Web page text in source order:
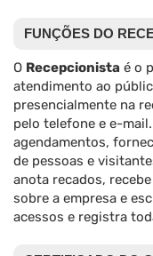
FUNÇÕES DO
O Recepcionista é o
atendimento ao
presencialmente na
pelo telefone e e-
agendamentos,
de pessoas e
anota recados,
sobre a empresa e
acessos e registra